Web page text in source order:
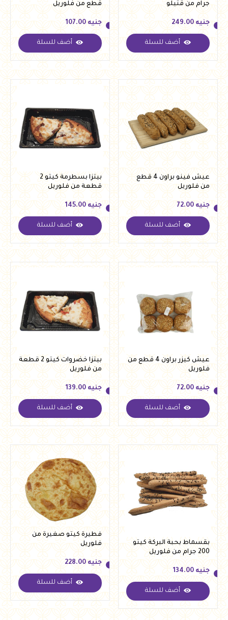
جرام من قتيلو
جنيه
جنيه 249.00
أضف للسلة
قطع من فلوريل
جنيه
جنيه 107.00
أضف للسلة
عيش فينو براون 4 قطع
من فلوريل
جنيه
جنيه 72.00
أضف للسلة
بيتزا بسطرمة كيتو 2
قطعة من فلوريل
جنيه
جنيه 145.00
أضف للسلة
عيش كيزر براون 4 قطع من
فلوريل
جنيه
جنيه 72.00
أضف للسلة
بيتزا خضروات كيتو 2 قطعة
من فلوريل
جنيه
جنيه 139.00
أضف للسلة
بقسماط بحبة البركة كيتو
200 جرام من فلوريل
جنيه
جنيه 134.00
أضف للسلة
فطيرة كيتو صغيرة من
فلوريل
جنيه 228.00
جنيه 228.00
أضف للسلة